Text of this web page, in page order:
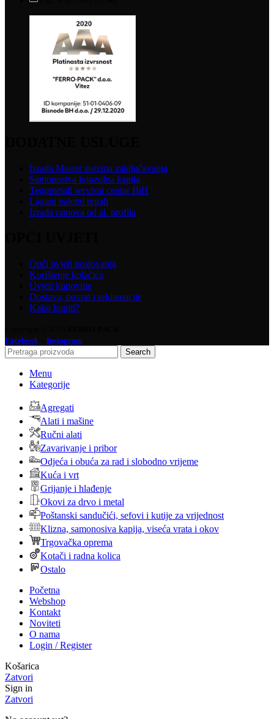
Izrada Master sistema zaključavanja
Samonosiva konzolna kapija
Tegometall servisni centar BiH
Lagani paletni regali
Izrada ramova od al. profila
Opći uvjeti poslovanja
Korištenje kolačića
Uvjeti kupovine
Dostava, povrat i reklamacije
Kako kupiti?
Facebook
Instagram
Search
Menu
Kategorije
Agregati
Alati i mašine
Ručni alati
Zavarivanje i pribor
Odjeća i obuća za rad i slobodno vrijeme
Kuća i vrt
Grijanje i hlađenje
Okovi za drvo i metal
Poštanski sandučići, sefovi i kutije za vrijednost
Klizna, samonosiva kapija, viseća vrata i okov
Trgovačka oprema
Kotači i radna kolica
Ostalo
Početna
Webshop
Kontakt
Noviteti
O nama
Login / Register
Košarica
Zatvori
Sign in
Zatvori